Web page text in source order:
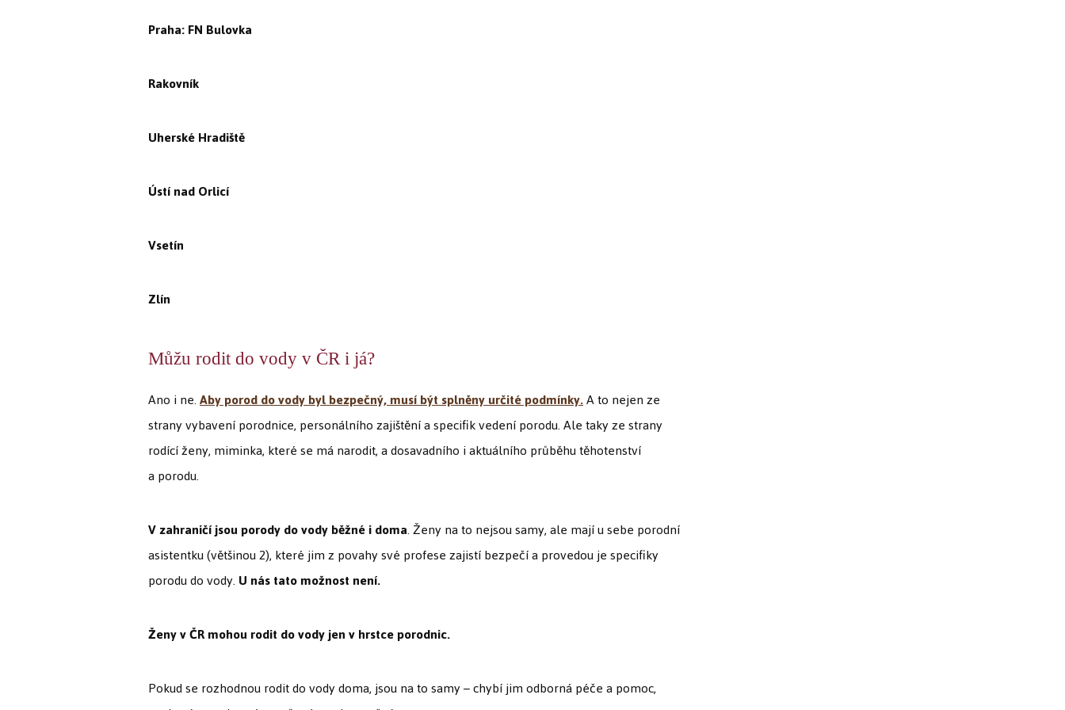
Praha: FN Bulovka
Rakovník
Uherské Hradiště
Ústí nad Orlicí
Vsetín
Zlín
Můžu rodit do vody v ČR i já?
Ano i ne.Aby porod do vody byl bezpečný, musí být splněny určité podmínky.A to nejen ze
strany vybavení porodnice, personálního zajištění a specifik vedení porodu. Ale taky ze strany
rodící ženy, miminka, které se má narodit, a dosavadního i aktuálního průběhu těhotenství
a porodu.
V zahraničí jsou porody do vodyběžné i doma. Ženy na to nejsou samy, ale mají u sebe porodní
asistentku (většinou 2), které jim z povahy své profese zajistí bezpečí a provedou je specifiky
porodu do vody.U nás tato možnost není.
Ženy v ČR mohou rodit do vody jen v hrstce porodnic.
Pokud se rozhodnou rodit do vody doma, jsou na to samy – chybí jim odborná péče a pomoc,